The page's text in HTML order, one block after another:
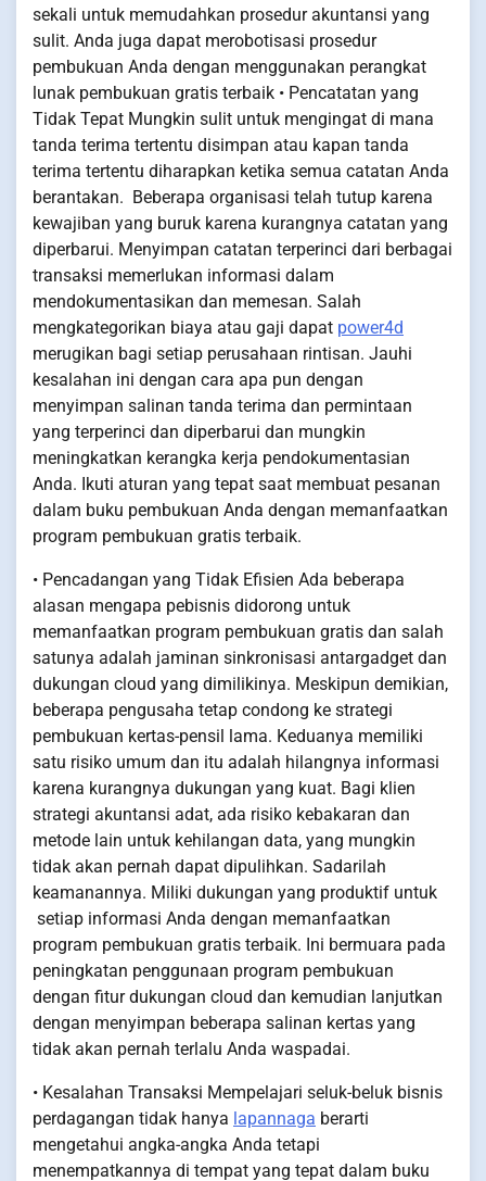
sekali untuk memudahkan prosedur akuntansi yang
sulit. Anda juga dapat merobotisasi prosedur
pembukuan Anda dengan menggunakan perangkat
lunak pembukuan gratis terbaik • Pencatatan yang
Tidak Tepat Mungkin sulit untuk mengingat di mana
tanda terima tertentu disimpan atau kapan tanda
terima tertentu diharapkan ketika semua catatan Anda
berantakan. Beberapa organisasi telah tutup karena
kewajiban yang buruk karena kurangnya catatan yang
diperbarui. Menyimpan catatan terperinci dari berbagai
transaksi memerlukan informasi dalam
mendokumentasikan dan memesan. Salah
mengkategorikan biaya atau gaji dapat power4d
merugikan bagi setiap perusahaan rintisan. Jauhi
kesalahan ini dengan cara apa pun dengan
menyimpan salinan tanda terima dan permintaan
yang terperinci dan diperbarui dan mungkin
meningkatkan kerangka kerja pendokumentasian
Anda. Ikuti aturan yang tepat saat membuat pesanan
dalam buku pembukuan Anda dengan memanfaatkan
program pembukuan gratis terbaik.
• Pencadangan yang Tidak Efisien Ada beberapa
alasan mengapa pebisnis didorong untuk
memanfaatkan program pembukuan gratis dan salah
satunya adalah jaminan sinkronisasi antargadget dan
dukungan cloud yang dimilikinya. Meskipun demikian,
beberapa pengusaha tetap condong ke strategi
pembukuan kertas-pensil lama. Keduanya memiliki
satu risiko umum dan itu adalah hilangnya informasi
karena kurangnya dukungan yang kuat. Bagi klien
strategi akuntansi adat, ada risiko kebakaran dan
metode lain untuk kehilangan data, yang mungkin
tidak akan pernah dapat dipulihkan. Sadarilah
keamanannya. Miliki dukungan yang produktif untuk
setiap informasi Anda dengan memanfaatkan
program pembukuan gratis terbaik. Ini bermuara pada
peningkatan penggunaan program pembukuan
dengan fitur dukungan cloud dan kemudian lanjutkan
dengan menyimpan beberapa salinan kertas yang
tidak akan pernah terlalu Anda waspadai.
• Kesalahan Transaksi Mempelajari seluk-beluk bisnis
perdagangan tidak hanya lapannaga berarti
mengetahui angka-angka Anda tetapi
menempatkannya di tempat yang tepat dalam buku